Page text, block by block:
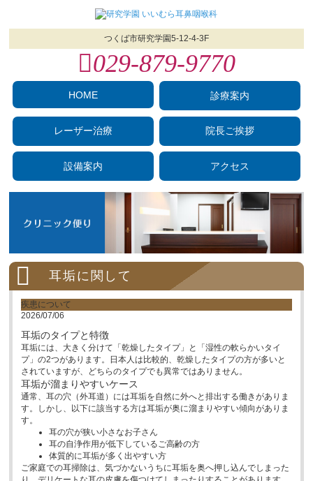
つくば市研究学園5‐12‐4-3F
029‐879‐9770
HOME 診療案内
レーザー治療 院長ご挨拶
設備案内 アクセス
耳垢に関して
疾患について
2026/07/06
耳垢のタイプと特徴
耳垢には、大きく分けて「乾燥したタイプ」と「湿性の軟らかいタイ
プ」の2つがあります。日本人は比較的、乾燥したタイプの方が多いと
されていますが、どちらのタイプでも異常ではありません。
耳垢が溜まりやすいケース
通常、耳の穴（外耳道）には耳垢を自然に外へと排出する働きがありま
す。しかし、以下に該当する方は耳垢が奥に溜まりやすい傾向がありま
す。
耳の穴が狭い小さなお子さん
耳の自浄作用が低下しているご高齢の方
体質的に耳垢が多く出やすい方
ご家庭での耳掃除は、気づかないうちに耳垢を奥へ押し込んでしまった